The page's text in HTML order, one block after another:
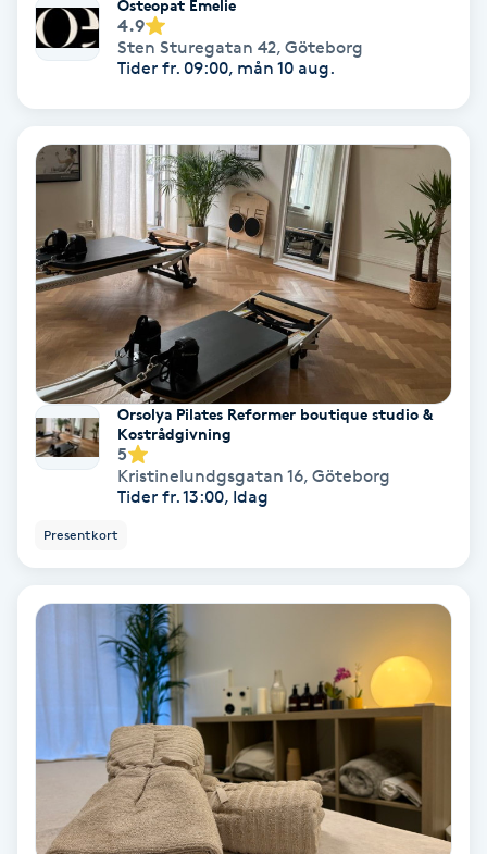
Slingor
Sockring
Spa
Spa manikyr & pedikyr
Spa-manikyr
Spa-pedikyr
Spraytan
Stylist
Sugaring
Svettbehandling
Tuina-massage
Taktil massage
Osteopat Emelie
4.9
Sten Sturegatan 42, Göteborg
Tider fr. 09:00, mån 10 aug.
Orsolya Pilates Reformer boutique studio &
Kostrådgivning
5
Kristinelundgsgatan 16, Göteborg
Tider fr. 13:00, Idag
Presentkort